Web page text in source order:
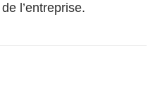
l’entreprise.